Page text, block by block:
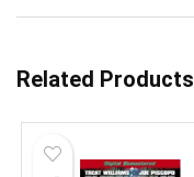
Related Products